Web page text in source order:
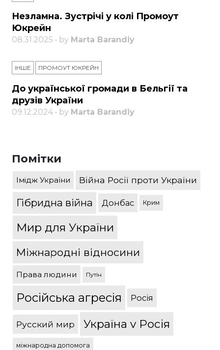
Незламна. Зустрічі у колі Промоут
Юкрейн
08.31.2025 • by Marta Barandiy
ІНШЕ ПРОМОУТ ЮКРЕЙН
До української громади в Бельгії та
друзів України
09.12.2024 • by Marta Barandiy
Помітки
Імідж України Війна Росії проти України
Гібридна війна Донбас Крим
Мир для України
Міжнародні відносини
Права людини Путін
Російська агресія Росія
Русский мир Україна v Росія
міжнародна допомога